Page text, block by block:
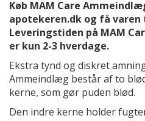
Køb MAM Care
apotekeren.dk og få
Leveringstiden på MAM
er kun 2-3 hverdage.
Ekstra tynd og diskret
Ammeindlæg består af to
kerne, som gør puden blød.
Den indre kerne holder